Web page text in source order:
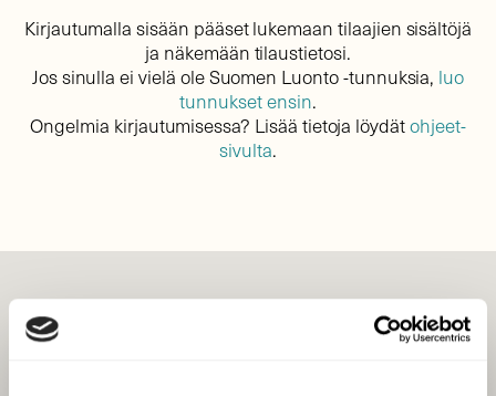
Kirjautumalla sisään pääset lukemaan tilaajien sisältöjä
ja näkemään tilaustietosi.
Jos sinulla ei vielä ole Suomen Luonto -tunnuksia, luo
tunnukset ensin.
Ongelmia kirjautumisessa? Lisää tietoja löydätohjeet-
sivulta.